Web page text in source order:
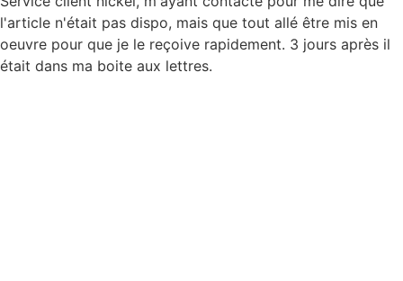
l'article n'était pas dispo, mais que tout allé être mis en
oeuvre pour que je le reçoive rapidement. 3 jours après il
était dans ma boite aux lettres.